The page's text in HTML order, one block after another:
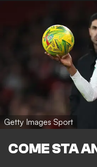
Getty Images Sport
COME STA